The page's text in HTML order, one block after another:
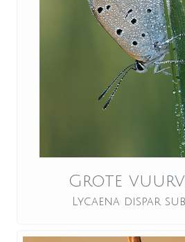
Grote
Lycaena dispar